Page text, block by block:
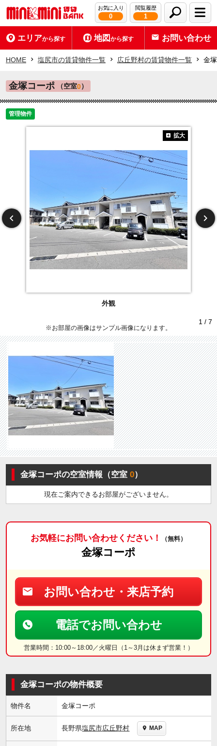
お気に入り
0
閲覧履歴
1
エリアから探す 地図から探す お問い合わせ
HOME 塩尻市の賃貸物件一覧 広丘野村の賃貸物件一覧 金
金塚コーポ （空室0）
管理物件
外観
拡大
1 / 7
※お部屋の画像はサンプル画像になります。
金塚コーポの空室情報（空室0）
現在ご案内できるお部屋がございません。
お気軽にお問い合わせください！ （無料）
金塚コーポ
お問い合わせ・来店予約
電話でお問い合わせ
営業時間：10:00～18:00／火曜日（1～3月は休まず営業！）
金塚コーポの物件概要
物件名 金塚コーポ
所在地 長野県塩尻市広丘野村 MAP